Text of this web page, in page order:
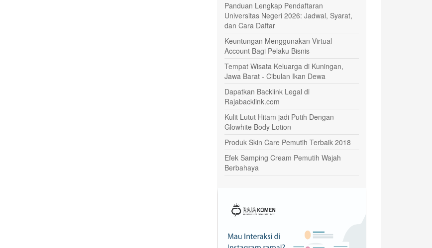
Panduan Lengkap Pendaftaran
Universitas Negeri 2026: Jadwal, Syarat,
dan Cara Daftar
Keuntungan Menggunakan Virtual
Account Bagi Pelaku Bisnis
Tempat Wisata Keluarga di Kuningan,
Jawa Barat - Cibulan Ikan Dewa
Dapatkan Backlink Legal di
Rajabacklink.com
Kulit Lutut Hitam jadi Putih Dengan
Glowhite Body Lotion
Produk Skin Care Pemutih Terbaik 2018
Efek Samping Cream Pemutih Wajah
Berbahaya